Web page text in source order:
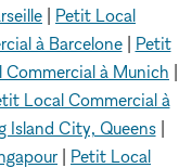
Petit Local
à Barcelone| Petit
Commercial à Munich
Local Commercial à
Island City, Queens|
Petit Local